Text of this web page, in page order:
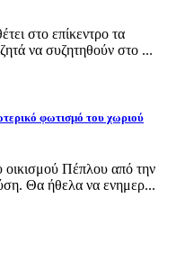
στο επίκεντρο τα
να συζητηθούν στο ...
φωτισμό του χωριού
οικισμού Πέπλου από την
Θα ήθελα να ενημερ...